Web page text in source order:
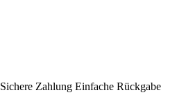
Sichere Zahlung Einfache Rückgabe